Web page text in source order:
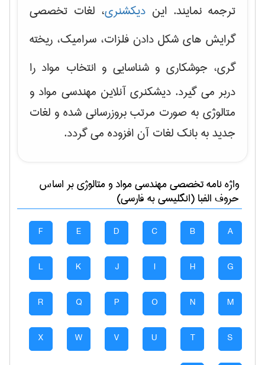
ترجمه نمایند. این دیکشنری، لغات تخصصی
گرایش های شکل دادن فلزات، سرامیک، ریخته
گری، جوشکاری و شناسایی و انتخاب مواد را
دربر می گیرد. دیشکنری آنلاین مهندسی مواد و
متالوژی به صورت مرتب بروزرسانی شده و لغات
جدید به بانک لغات آن افزوده می گردد.
واژه نامه تخصصیمهندسی مواد و متالوژیبر اساس
حروف الفبا (انگلیسی به فارسی)
A
B
C
D
E
F
G
H
I
J
K
L
M
N
O
P
Q
R
S
T
U
V
W
X